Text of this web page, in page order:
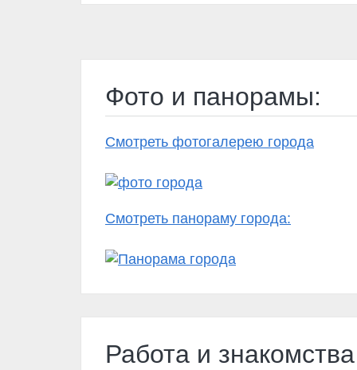
Фото и панорамы:
Смотреть фотогалерею города
Смотреть панораму города:
Работа и